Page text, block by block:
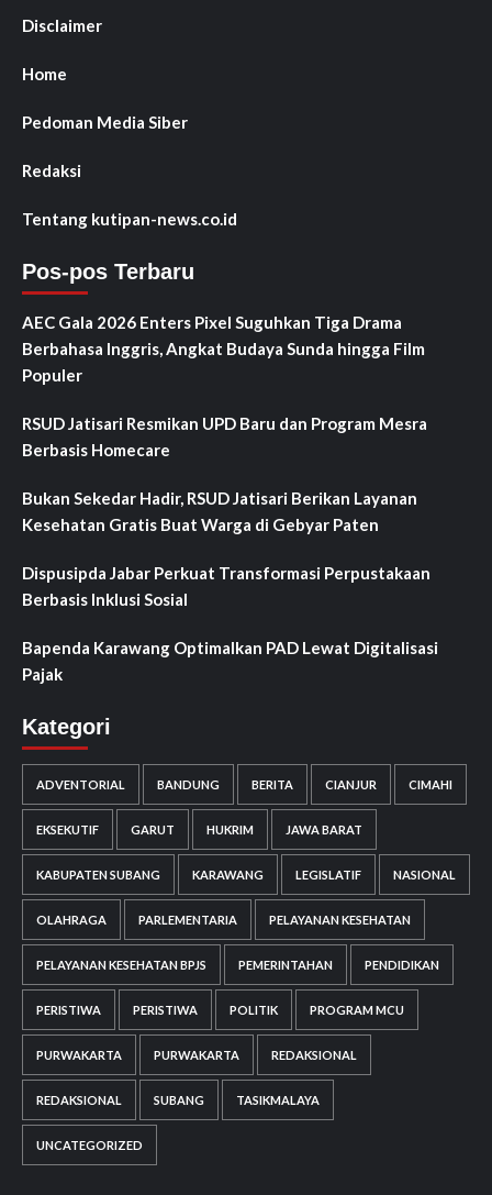
Disclaimer
Home
Pedoman Media Siber
Redaksi
Tentang kutipan-news.co.id
Pos-pos Terbaru
AEC Gala 2026 Enters Pixel Suguhkan Tiga Drama
Berbahasa Inggris, Angkat Budaya Sunda hingga Film
Populer
RSUD Jatisari Resmikan UPD Baru dan Program Mesra
Berbasis Homecare
Bukan Sekedar Hadir, RSUD Jatisari Berikan Layanan
Kesehatan Gratis Buat Warga di Gebyar Paten
Dispusipda Jabar Perkuat Transformasi Perpustakaan
Berbasis Inklusi Sosial
Bapenda Karawang Optimalkan PAD Lewat Digitalisasi
Pajak
Kategori
ADVENTORIAL BANDUNG BERITA CIANJUR CIMAHI
EKSEKUTIF GARUT HUKRIM JAWA BARAT
KABUPATEN SUBANG KARAWANG LEGISLATIF NASIONAL
OLAHRAGA PARLEMENTARIA PELAYANAN KESEHATAN
PELAYANAN KESEHATAN BPJS PEMERINTAHAN PENDIDIKAN
PERISTIWA PERISTIWA POLITIK PROGRAM MCU
PURWAKARTA PURWAKARTA REDAKSIONAL
REDAKSIONAL SUBANG TASIKMALAYA
UNCATEGORIZED